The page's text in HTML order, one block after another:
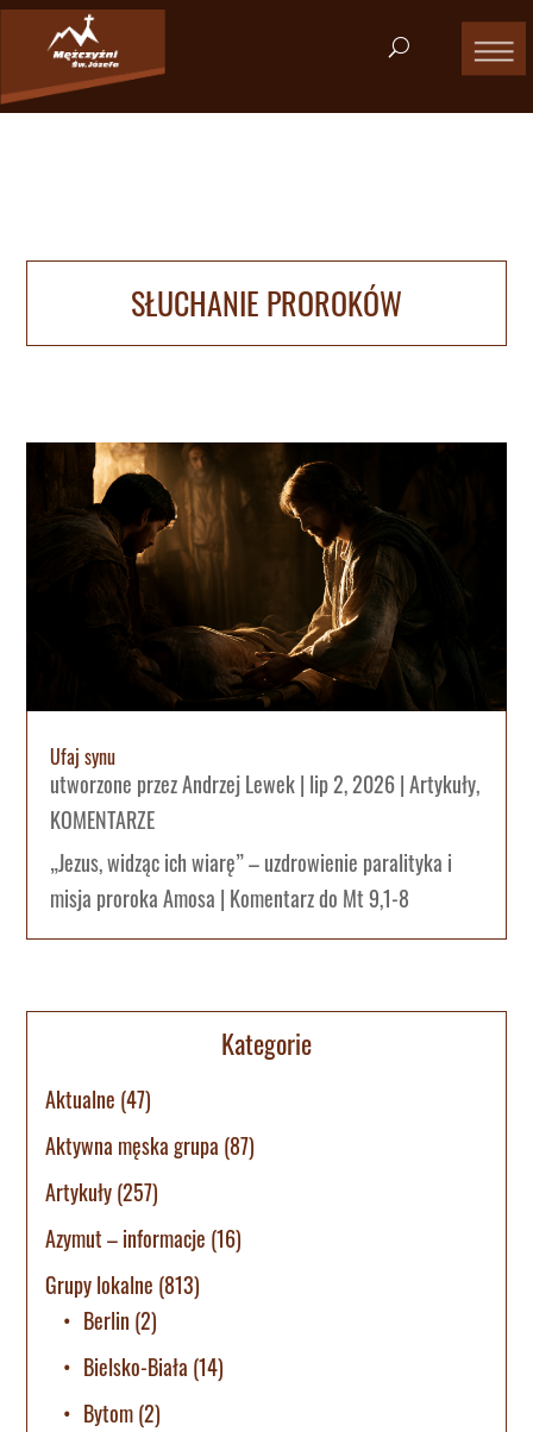
SŁUCHANIE PROROKÓW
Ufaj synu
utworzone przezAndrzej Lewek| lip 2, 2026|Artykuły,
KOMENTARZE
„Jezus, widząc ich wiarę” – uzdrowienie paralityka i
misja proroka Amosa | Komentarz do Mt 9,1-8
Kategorie
Aktualne (47)
Aktywna męska grupa (87)
Artykuły(257)
Azymut – informacje (16)
Grupy lokalne (813)
Berlin (2)
Bielsko-Biała (14)
Bytom(2)